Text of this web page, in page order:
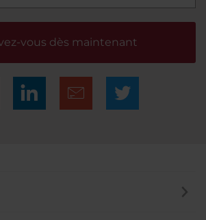
vous dès maintenant